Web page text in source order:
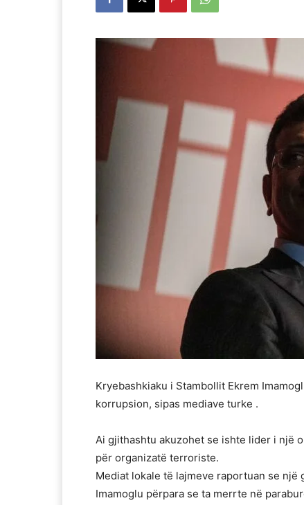
Kryebashkiaku i Stambollit Ekrem
korrupsion, sipas mediave turke .
Ai gjithashtu akuzohet se ishte lider i një
për organizatë terroriste.
Mediat lokale të lajmeve raportuan se
Imamoglu përpara se ta merrte në